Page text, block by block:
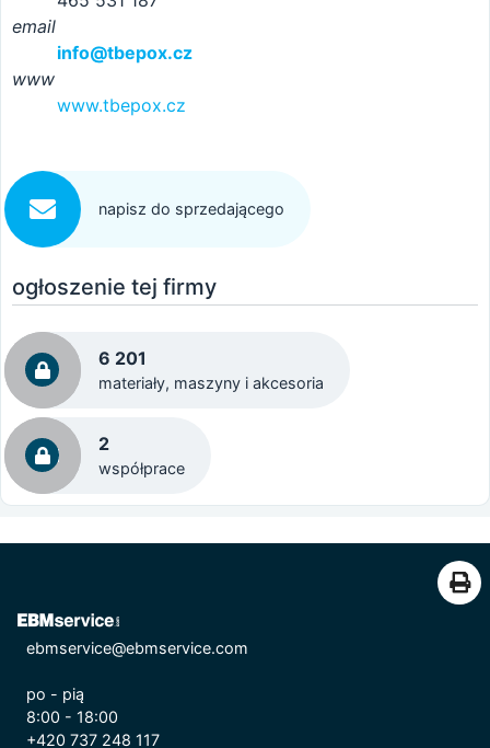
email
info@tbepox.cz
www
www.tbepox.cz
napisz do sprzedającego
ogłoszenie tej firmy
6 201
materiały, maszyny i akcesoria
2
współprace
ebmservice@ebmservice.com
po - pią
8:00 - 18:00
+420 737 248 117